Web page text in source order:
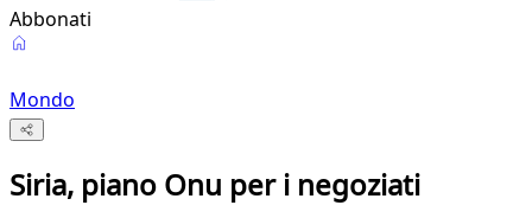
Abbonati
Mondo
Siria, piano Onu per i negoziati